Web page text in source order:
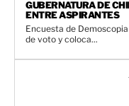
GUBERNATURA DE
ENTRE ASPIRANTES
Encuesta de
de voto y coloca...